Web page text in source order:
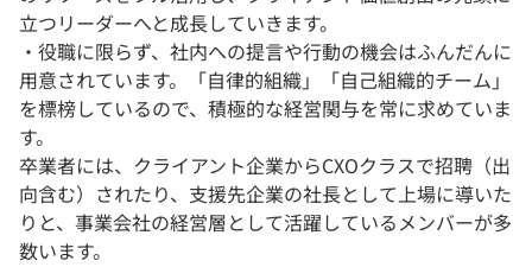
立つリーダーへと成長していきます。
・役職に限らず、社内への提言や行動の機会はふんだんに
用意されています。「自律的組織」「自己組織的チーム」
を標榜しているので、積極的な経営関与を常に求めていま
す。
卒業者には、クライアント企業からCXOクラスで招聘（出
向含む）されたり、支援先企業の社長として上場に導いた
りと、事業会社の経営層として活躍しているメンバーが多
数います。